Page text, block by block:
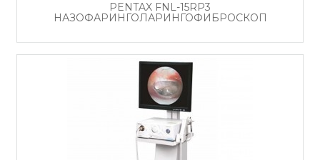
PENTAX FNL-15RP3
НАЗОФАРИНГОЛАРИНГОФИБРОСКОП